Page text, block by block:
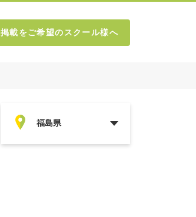
掲載をご希望のスクール様へ